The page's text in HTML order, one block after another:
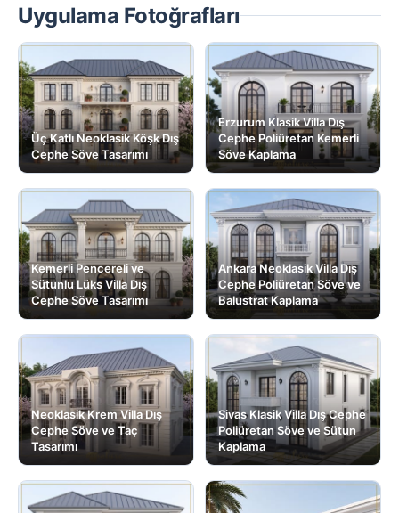
Uygulama Fotoğrafları
Üç Katlı Neoklasik Köşk Dış
Cephe Söve Tasarımı
Kemerli Pencereli ve
Sütunlu Lüks Villa Dış
Cephe Söve Tasarımı
Neoklasik Krem Villa Dış
Cephe Söve ve Taç
Tasarımı
Erzurum Klasik Villa Dış
Cephe Poliüretan Kemerli
Söve Kaplama
Ankara Neoklasik Villa Dış
Cephe Poliüretan Söve ve
Balustrat Kaplama
Sivas Klasik Villa Dış Cephe
Poliüretan Söve ve Sütun
Kaplama